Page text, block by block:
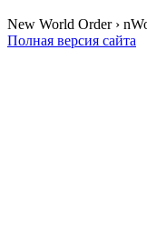
New World Order ›
Полная версия сайта